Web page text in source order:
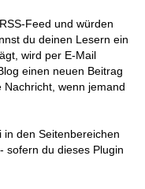
Feed und würden
du deinen Lesern ein
wird per E-Mail
einen neuen Beitrag
wenn jemand
in den Seitenbereichen
sofern du dieses Plugin